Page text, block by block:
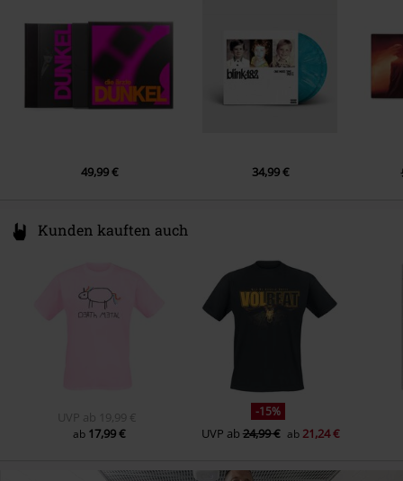
49,99 € 34,99 €
Kunden kauften auch
UVP ab 19,99 €
ab 17,99 €
-15%
UVP ab 24,99 € ab 21,24 €